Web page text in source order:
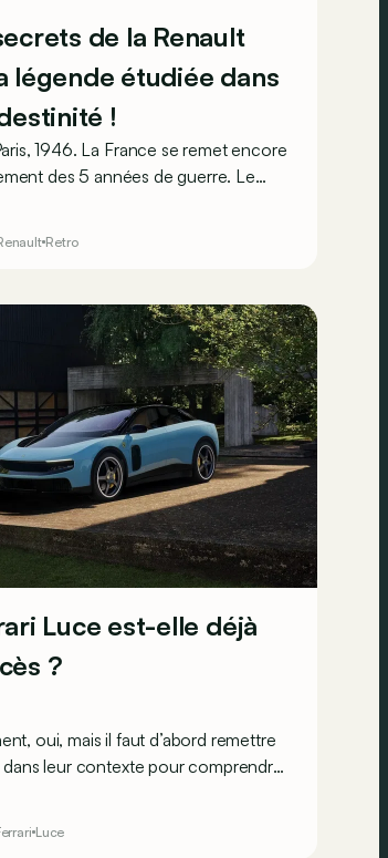
de la Renault
légende étudiée dans
!
1946. La France se remet encore
des 5 années de guerre. Le
!
Retro
Luce est-elle déjà
?
oui, mais il faut d’abord remettre
dans leur contexte pour comprendre
Luce